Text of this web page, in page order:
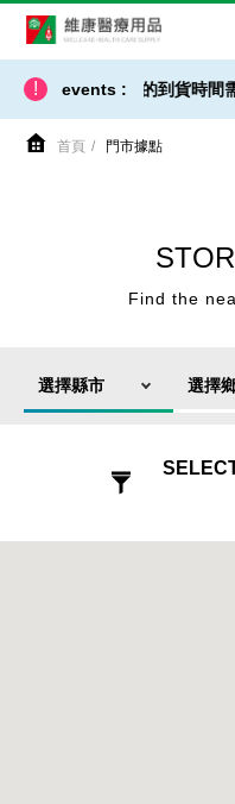
! events :
品出貨，商品的到貨時間
首頁 門市據點
Find the
選擇縣市 選擇
陽明院外店